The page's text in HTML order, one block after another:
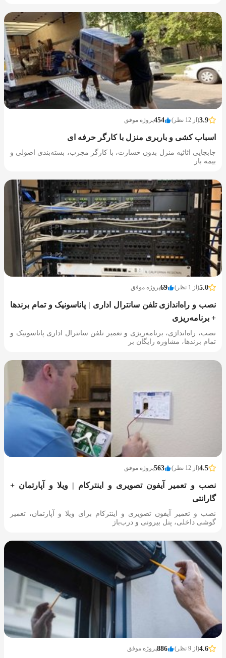
3.9(از 12 نظر) 454پروژه موفق
اسباب کشی و باربری منزل با کارگر حرفه ای
جابجایی اثاثیه منزل بدون خسارت، با کارگر مجرب، بسته‌بندی اصولی و
بیمه بار
5.0(از 1 نظر) 69پروژه موفق
نصب و راه‌اندازی تلفن سانترال اداری | پاناسونیک و تمام برندها
+ برنامه‌ریزی
نصب، راه‌اندازی، برنامه‌ریزی و تعمیر تلفن سانترال اداری پاناسونیک و
تمام برندها، مشاوره رایگان بر
4.5(از 12 نظر) 563پروژه موفق
نصب و تعمیر آیفون تصویری و اینترکام | ویلا و آپارتمان +
گارانتی
نصب و تعمیر آیفون تصویری و اینترکام برای ویلا و آپارتمان، تعمیر
گوشی داخلی، پنل بیرونی و درب‌باز‌
4.6(از 9 نظر) 886پروژه موفق